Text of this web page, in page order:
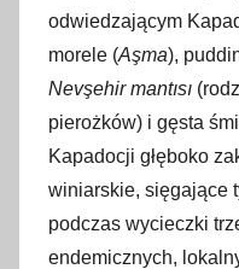
odwiedzającym
morele (Aşma),
Nevşehir mantısı
pierożków) i gęsta
Kapadocji głęboko
winiarskie, sięgające
podczas wycieczki
endemicznych,